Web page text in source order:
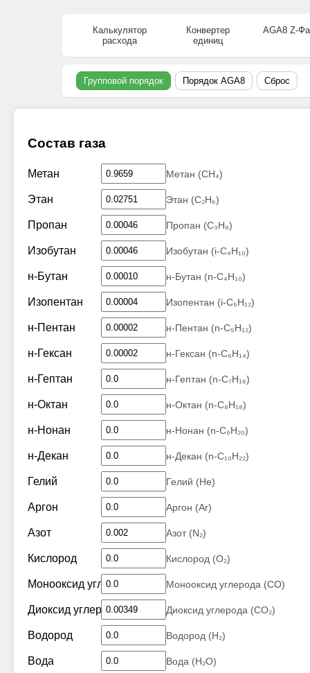
Калькулятор
расхода
Конвертер
единиц
AGA8 Z-
Групповой порядок Порядок AGA8 Сброс
Состав газа
Метан Метан (CH₄)
Этан Этан (C₂H₆)
Пропан Пропан (C₃H₈)
Изобутан Изобутан (i-C₄H₁₀)
н-Бутан н-Бутан (n-C₄H₁₀)
Изопентан Изопентан (i-C₅H₁₂)
н-Пентан н-Пентан (n-C₅H₁₂)
н-Гексан н-Гексан (n-C₆H₁₄)
н-Гептан н-Гептан (n-C₇H₁₆)
н-Октан н-Октан (n-C₈H₁₈)
н-Нонан н-Нонан (n-C₉H₂₀)
н-Декан н-Декан (n-C₁₀H₂₂)
Гелий Гелий (He)
Аргон Аргон (Ar)
Азот Азот (N₂)
Кислород Кислород (O₂)
Монооксид углерода Монооксид углерода (CO)
Диоксид углерода Диоксид углерода (CO₂)
Водород Водород (H₂)
Вода Вода (H₂O)